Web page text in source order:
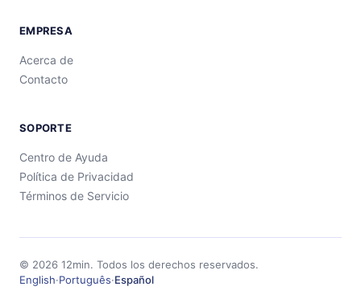
EMPRESA
Acerca de
Contacto
SOPORTE
Centro de Ayuda
Política de Privacidad
Términos de Servicio
© 2026 12min. Todos los derechos reservados.
English·Português·Español